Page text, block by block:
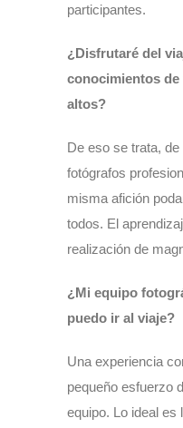
participantes.
¿Disfrutaré del
conocimientos
altos?
De eso se trata,
fotógrafos
misma afición
todos. El
realización de
¿Mi equipo
puedo ir al viaje?
Una experiencia
pequeño esfuerzo
equipo. Lo ideal es